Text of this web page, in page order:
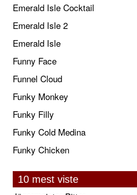
Emerald Isle Cocktail
Emerald Isle 2
Emerald Isle
Funny Face
Funnel Cloud
Funky Monkey
Funky Filly
Funky Cold Medina
Funky Chicken
10 mest viste